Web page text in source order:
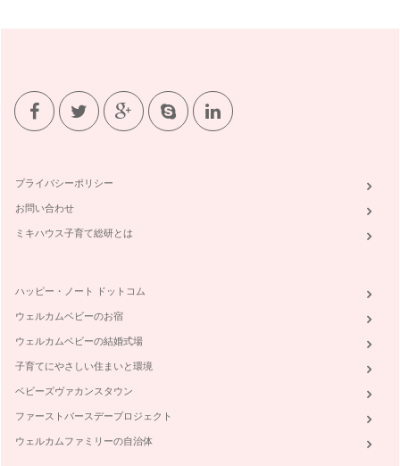
プライバシーポリシー
お問い合わせ
ミキハウス子育て総研とは
ハッピー・ノート ドットコム
ウェルカムベビーのお宿
ウェルカムベビーの結婚式場
子育てにやさしい住まいと環境
ベビーズヴァカンスタウン
ファーストバースデープロジェクト
ウェルカムファミリーの自治体